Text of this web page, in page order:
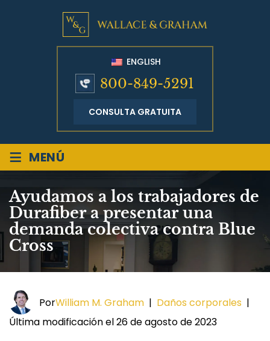
ENGLISH
800-849-5291
CONSULTA GRATUITA
≡ MENÚ
Ayudamos a los trabajadores de
Durafiber a presentar una
demanda colectiva contra Blue
Cross
PorWilliam M. Graham | Daños corporales |
Última modificación el 26 de agosto de 2023